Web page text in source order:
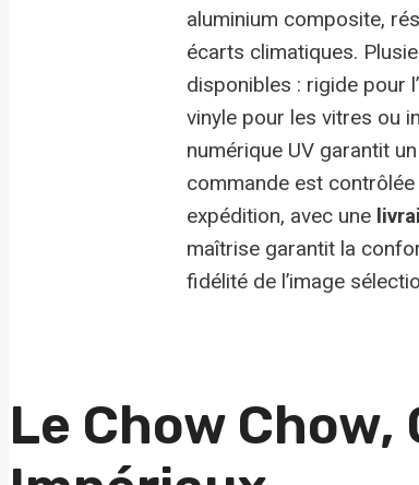
aluminium composite,
écarts climatiques.
disponibles : rigide pour
vinyle pour les vitres ou
numérique UV garantit
commande est
expédition, avec une
maîtrise garantit la
fidélité de l’image
Le Chow